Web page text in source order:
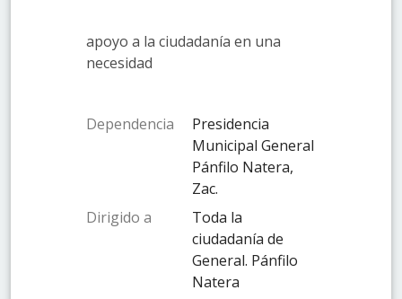
apoyo a la ciudadanía en una
necesidad
Dependencia
Presidencia
Municipal General
Pánfilo Natera,
Zac.
Dirigido a
Toda la
ciudadanía de
General. Pánfilo
Natera